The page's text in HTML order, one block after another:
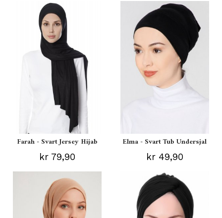
Farah - Svart Jersey Hijab
kr 79,90
Elma - Svart Tub Undersjal
kr 49,90